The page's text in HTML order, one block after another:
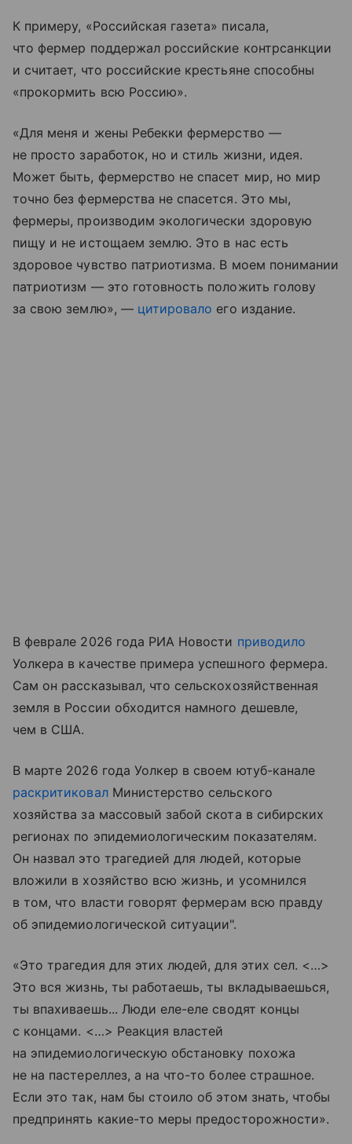
К примеру, «Российская газета» писала,
что фермер поддержал российские контрсанкции
и считает, что российские крестьяне способны
«прокормить всю Россию».
«Для меня и жены Ребекки фермерство —
не просто заработок, но и стиль жизни, идея.
Может быть, фермерство не спасет мир, но мир
точно без фермерства не спасется. Это мы,
фермеры, производим экологически здоровую
пищу и не истощаем землю. Это в нас есть
здоровое чувство патриотизма. В моем понимании
патриотизм — это готовность положить голову
за свою землю», — цитировало его издание.
В феврале 2026 года РИА Новости приводило
Уолкера в качестве примера успешного фермера.
Сам он рассказывал, что сельскохозяйственная
земля в России обходится намного дешевле,
чем в США.
В марте 2026 года Уолкер в своем ютуб-канале
раскритиковалМинистерство сельского
хозяйства за массовый забой скота в сибирских
регионах по эпидемиологическим показателям.
Он назвал это трагедией для людей, которые
вложили в хозяйство всю жизнь, и усомнился
в том, что власти говорят фермерам всю правду
об эпидемиологической ситуации".
«Это трагедия для этих людей, для этих сел. <…>
Это вся жизнь, ты работаешь, ты вкладываешься,
ты впахиваешь... Люди еле-еле сводят концы
с концами. <…> Реакция властей
на эпидемиологическую обстановку похожа
не на пастереллез, а на что-то более страшное.
Если это так, нам бы стоило об этом знать, чтобы
предпринять какие-то меры предосторожности».